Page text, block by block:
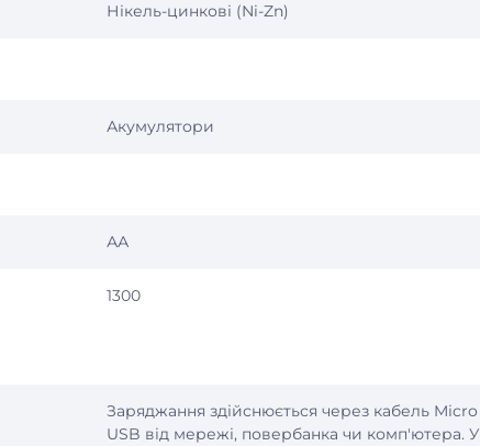
Нікель-цинкові (Ni-Zn)
Акумулятори
АА
1300
Заряджання здійснюється через кабель Micro
USB від мережі, повербанка чи комп'ютера. У